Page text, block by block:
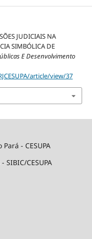
JUDICIAIS NA
SIMBÓLICA DE
E Desenvolvimento
article/view/37
- CESUPA
CESUPA